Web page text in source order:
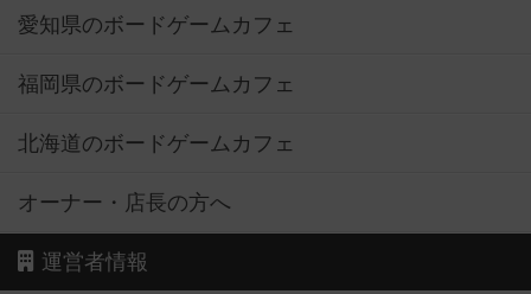
愛知県のボードゲームカフェ
福岡県のボードゲームカフェ
北海道のボードゲームカフェ
オーナー・店長の方へ
運営者情報